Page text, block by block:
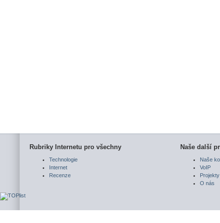
Rubriky Internetu pro všechny
Technologie
Internet
Recenze
Naše další
Naše
VoIP
Projekty
O nás